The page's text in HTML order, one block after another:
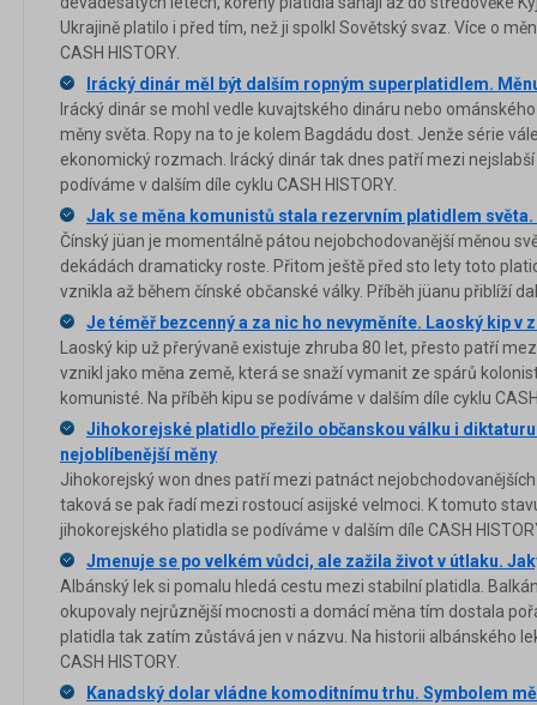
Ukrajině platilo i před tím, než ji spolkl Sovětský svaz. Více o
CASH HISTORY.
Irácký dinár měl být dalším ropným superplatidlem.
Irácký dinár se mohl vedle kuvajtského dináru nebo
měny světa. Ropy na to je kolem Bagdádu dost. Jenže série
ekonomický rozmach. Irácký dinár tak dnes patří mezi
podíváme v dalším díle cyklu CASH HISTORY.
Jak se měna komunistů stala rezervním platidlem světa.
Čínský jüan je momentálně pátou nejobchodovanější měnou
dekádách dramaticky roste. Přitom ještě před sto lety toto
vznikla až během čínské občanské války. Příběh jüanu přiblíží
Je téměř bezcenný a za nic ho nevyměníte. Laoský kip v
Laoský kip už přerývaně existuje zhruba 80 let, přesto patří
vznikl jako měna země, která se snaží vymanit ze spárů
komunisté. Na příběh kipu se podíváme v dalším díle cyklu
Jihokorejské platidlo přežilo občanskou válku i
nejoblíbenější měny
Jihokorejský won dnes patří mezi patnáct
taková se pak řadí mezi rostoucí asijské velmoci. K tomuto
jihokorejského platidla se podíváme v dalším díle CASH
Jmenuje se po velkém vůdci, ale zažila život v útlaku.
Albánský lek si pomalu hledá cestu mezi stabilní platidla.
okupovaly nejrůznější mocnosti a domácí měna tím dostala
platidla tak zatím zůstává jen v názvu. Na historii albánského
CASH HISTORY.
Kanadský dolar vládne komoditnímu trhu. Symbolem